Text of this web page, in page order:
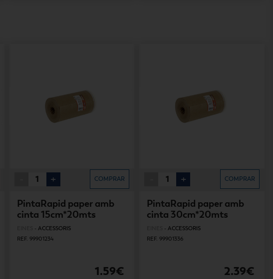
+ COMPRAR
PintaRapid paper amb
cinta 15cm*20mts
- ACCESSORIS
REF. 99901234
1.59€
+ COMPRAR
PintaRapid paper amb
cinta 30cm*20mts
-ACCESSORIS
REF. 99901336
2.39€